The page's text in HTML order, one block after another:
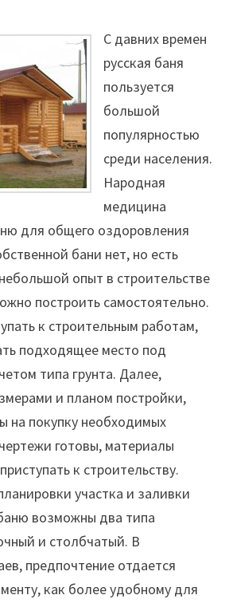
С давних времен
русская баня
пользуется
большой
популярностью
среди населения.
Народная
медицина
для общего оздоровления
бани нет, но есть
опыт в строительстве
построить самостоятельно.
к строительным работам,
подходящее место под
типа грунта. Далее,
и планом постройки,
на покупку необходимых
готовы, материалы
к строительству.
участка и заливки
возможны два типа
и столбчатый. В
предпочтение отдается
как более удобному для